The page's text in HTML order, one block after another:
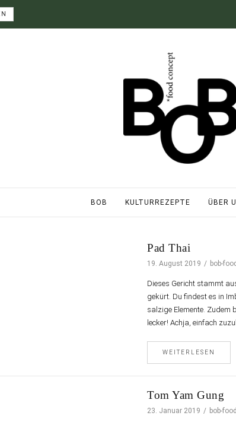
BOB KULTURREZEPTE ÜBER
Pad Thai
19. August 2019 bob-food
Dieses Gericht stammt
gekürt. Du findest es in
salzige Elemente. Zudem
lecker! Achja, einfach
WEITERLESEN
Tom Yam Gung
23. Januar 2019 bob-food